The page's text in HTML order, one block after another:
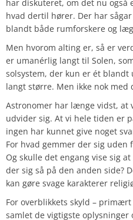
har diskuteret, om det nu også
hvad dertil hører. Der har
blandt både rumforskere og
Men hvorom alting er, så er
er umanérlig langt til Solen,
solsystem, der kun er ét
langt større. Men ikke nok med
Astronomer har længe vidst, at
udvider sig. At vi hele tiden er
ingen har kunnet give noget
For hvad gemmer der sig
Og skulle det engang vise sig
der sig så på den anden side?
kan gøre svage karakterer
For overblikkets skyld –
samlet de vigtigste